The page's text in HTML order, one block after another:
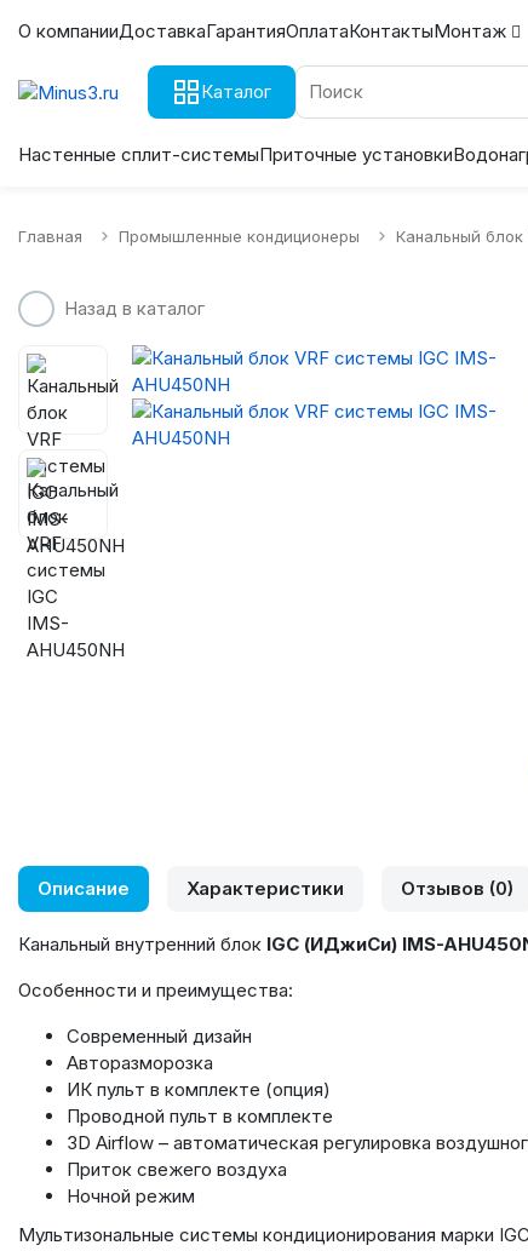
О компанииДоставкаГарантияОплатаКонтактыМонтаж
Каталог
Настенные сплит-системыПриточные установки
Главная Промышленные кондиционеры Канальный блок
Назад в каталог
Описание Характеристики Отзывов (0)
Канальный внутренний блок IGC (ИДжиСи) IMS-
Особенности и преимущества:
Современный дизайн
Авторазморозка
ИК пульт в комплекте (опция)
Проводной пульт в комплекте
3D Airflow – автоматическая регулировка
Приток свежего воздуха
Ночной режим
Мультизональные системы кондиционирования марки